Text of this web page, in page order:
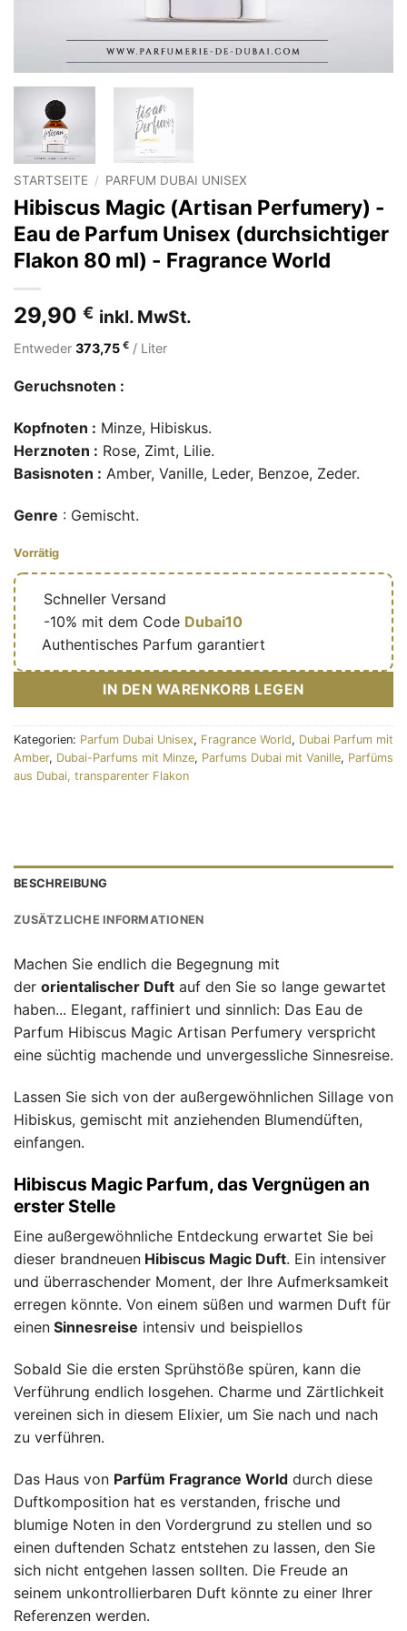
STARTSEITE / PARFUM DUBAI UNISEX
Hibiscus Magic (Artisan Perfumery) -
Eau de Parfum Unisex (durchsichtiger
Flakon 80 ml) - Fragrance World
29,90 € inkl. MwSt.
Entweder 373,75 € / Liter
Geruchsnoten :
Kopfnoten : Minze, Hibiskus.
Herznoten : Rose, Zimt, Lilie.
Basisnoten : Amber, Vanille, Leder, Benzoe, Zeder.
Genre : Gemischt.
Vorrätig
Schneller Versand
-10% mit dem Code Dubai10
Authentisches Parfum garantiert
IN DEN WARENKORB LEGEN
Kategorien: Parfum Dubai Unisex, Fragrance World, Dubai Parfum mit
Amber, Dubai-Parfums mit Minze, Parfums Dubai mit Vanille, Parfüms
aus Dubai, transparenter Flakon
BESCHREIBUNG
ZUSÄTZLICHE INFORMATIONEN
Machen Sie endlich die Begegnung mit
der orientalischer Duft auf den Sie so lange gewartet
haben... Elegant, raffiniert und sinnlich: Das Eau de
Parfum Hibiscus Magic Artisan Perfumery verspricht
eine süchtig machende und unvergessliche Sinnesreise.
Lassen Sie sich von der außergewöhnlichen Sillage von
Hibiskus, gemischt mit anziehenden Blumendüften,
einfangen.
Hibiscus Magic Parfum, das Vergnügen an
erster Stelle
Eine außergewöhnliche Entdeckung erwartet Sie bei
dieser brandneuen Hibiscus Magic Duft. Ein intensiver
und überraschender Moment, der Ihre Aufmerksamkeit
erregen könnte. Von einem süßen und warmen Duft für
einen Sinnesreise intensiv und beispiellos
Sobald Sie die ersten Sprühstöße spüren, kann die
Verführung endlich losgehen. Charme und Zärtlichkeit
vereinen sich in diesem Elixier, um Sie nach und nach
zu verführen.
Das Haus von Parfüm Fragrance World durch diese
Duftkomposition hat es verstanden, frische und
blumige Noten in den Vordergrund zu stellen und so
einen duftenden Schatz entstehen zu lassen, den Sie
sich nicht entgehen lassen sollten. Die Freude an
seinem unkontrollierbaren Duft könnte zu einer Ihrer
Referenzen werden.